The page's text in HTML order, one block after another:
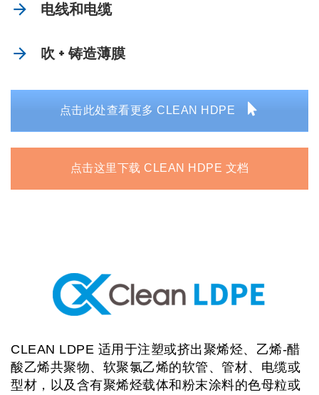
电线和电缆
吹 + 铸造薄膜
点击此处查看更多 CLEAN HDPE
点击这里下载 CLEAN HDPE 文档
CLEAN LDPE 适用于注塑或挤出聚烯烃、乙烯-醋
酸乙烯共聚物、软聚氯乙烯的软管、管材、电缆或
型材，以及含有聚烯烃载体和粉末涂料的色母粒或